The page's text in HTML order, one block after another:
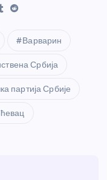
Варварин
Србија
партија Србије